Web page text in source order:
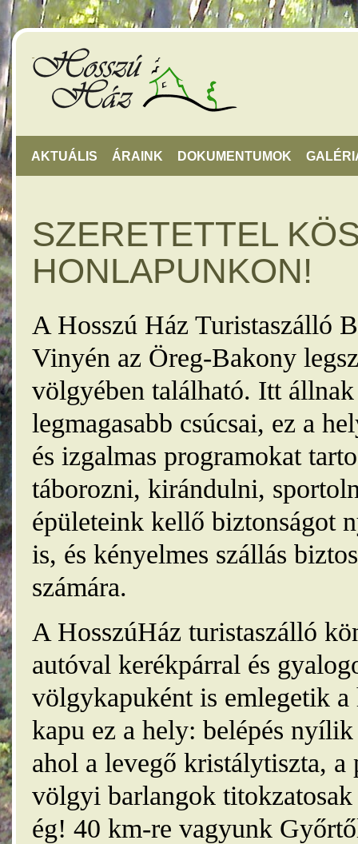
AKTUÁLIS ÁRAINK DOKUMENTUMOK
SZERETETTEL
HONLAPUNKON!
A Hosszú Ház Turistaszálló
Vinyén az Öreg-Bakony
völgyében található. Itt
legmagasabb csúcsai, ez a
és izgalmas programokat
táborozni, kirándulni,
épületeink kellő biztonságot
is, és kényelmes szállás
számára.
A HosszúHáz turistaszálló
autóval kerékpárral és
völgykapuként is emlegetik
kapu ez a hely: belépés
ahol a levegő kristálytiszta, a
völgyi barlangok
ég! 40 km-re vagyunk